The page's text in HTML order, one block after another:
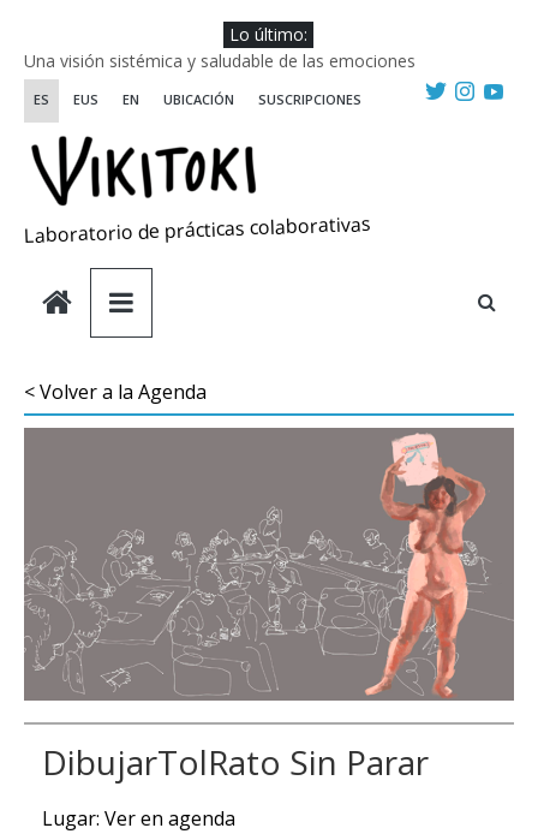
contenido
Lo último:
Una visión sistémica y saludable de las emociones
Investigando y haciendo desde-con las artes
WIKIRIKI ::: Convocatoria de residencias de investigación y
creación 2025
Escuela de Prácticas Transformadoras
ES EUS EN UBICACIÓN SUSCRIPCIONES
Laboratorio de prácticas colaborativas
< Volver a la Agenda
DibujarTolRato Sin Parar
Lugar: Ver en agenda